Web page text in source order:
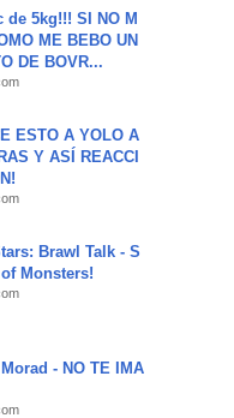
de 5kg!!! SI NO M
ME BEBO UN
DE BOVR...
ESTO A YOLO A
Y ASÍ REACCI
Brawl Talk - S
Monsters!
- NO TE IMA